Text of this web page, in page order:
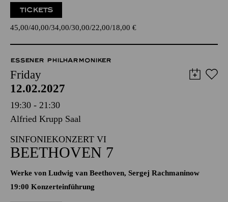
TICKETS
45,00 40,00 34,00 30,00 22,00 18,00 €
ESSENER PHILHARMONIKER
Friday
12.02.2027
19:30 - 21:30
Alfried Krupp Saal
SINFONIEKONZERT VI
BEETHOVEN 7
Werke von Ludwig van Beethoven, Sergej Rachmaninow
19:00 Konzerteinführung